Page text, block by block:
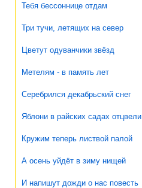
Тебя бессоннице отдам
Три тучи, летящих на север
Цветут одуванчики звёзд
Метелям - в память лет
Серебрился декабрьский снег
Яблони в райских садах отцвели
Кружим теперь листвой палой
А осень уйдёт в зиму нищей
И напишут дожди о нас повесть